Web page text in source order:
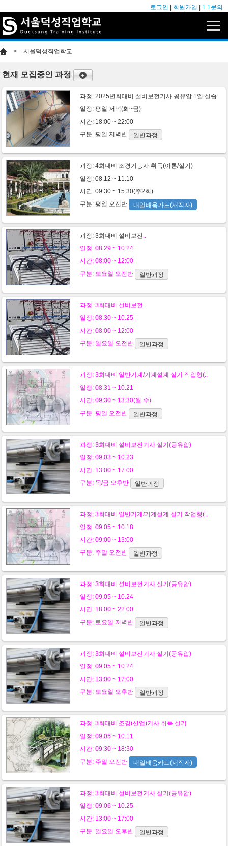
로그인 회원가입 1:1문의
> 서울덕성직업학교
현재 모집중인 과정
과정: 2025년회대비 설비보전기사 공유압 1일 실습
일정: 평일 저녁(화~금)
시간: 18:00 ~ 22:00
구분: 평일 저녁반 일반과정
과정: 4회대비 조경기능사 취득(이론/실기)
일정: 08.12 ~ 11.10
시간: 09:30 ~ 15:30(주2회)
구분: 평일 오전반 내일배움카드(재직자)
과정: 3회대비 설비보전 ..
일정: 08.29 ~ 10.24
시간: 08:00 ~ 12:00
구분: 토요일 오전반 일반과정
과정: 3회대비 설비보전..
일정: 08.30 ~ 10.25
시간: 08:00 ~ 12:00
구분: 일요일 오전반 일반과정
과정: 3회대비 일반기계/기계설계 실기 작업형(..
일정: 08.31 ~ 10.21
시간: 09:30 ~ 13:30(월.수)
구분: 평일 오전반 일반과정
과정: 3회대비 설비보전기사 실기(공유압)
일정: 09.03 ~ 10.23
시간: 13:00 ~ 17:00
구분: 목/금 오후반 일반과정
과정: 3회대비 일반기계/기계설계 실기 작업형(..
일정: 09.05 ~ 10.18
시간: 09:00 ~ 13:00
구분: 주말 오전반 일반과정
과정: 3회대비 설비보전기사 실기(공유압)
일정: 09.05 ~ 10.24
시간: 18:00 ~ 22:00
구분: 토요일 저녁반 일반과정
과정: 3회대비 설비보전기사 실기(공유압)
일정: 09.05 ~ 10.24
시간: 13:00 ~ 17:00
구분: 토요일 오후반 일반과정
과정: 3회대비 조경(산업)기사 취득 실기
일정: 09.05 ~ 10.11
시간: 09:30 ~ 18:30
구분: 주말 오전반 내일배움카드(재직자)
과정: 3회대비 설비보전기사 실기(공유압)
일정: 09.06 ~ 10.25
시간: 13:00 ~ 17:00
구분: 일요일 오후반 일반과정